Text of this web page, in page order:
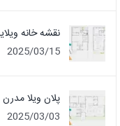
نقشه خانه
2025/03/15
پلان ویلا مدرن |
2025/03/03